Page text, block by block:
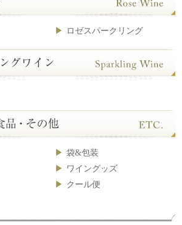
ロゼスパークリング
袋&包装
ワイングッズ
クール便